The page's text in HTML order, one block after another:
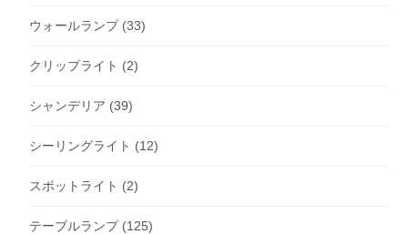
ウォールランプ(33)
クリップライト (2)
シャンデリア (39)
シーリングライト (12)
スポットライト (2)
テーブルランプ(125)